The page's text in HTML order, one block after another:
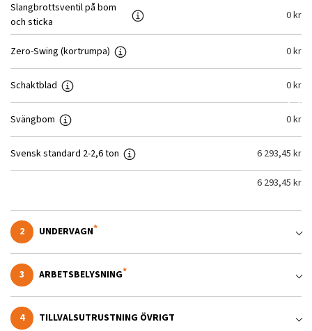
Slangbrottsventil på bom
och sticka
0kr
Zero-Swing (kortrumpa) 0kr
Schaktblad 0kr
Svängbom 0kr
Svensk standard 2-2,6 ton 6 293,45 kr
6 293,45 kr
2 UNDERVAGN
3 ARBETSBELYSNING
4 TILLVALSUTRUSTNING ÖVRIGT